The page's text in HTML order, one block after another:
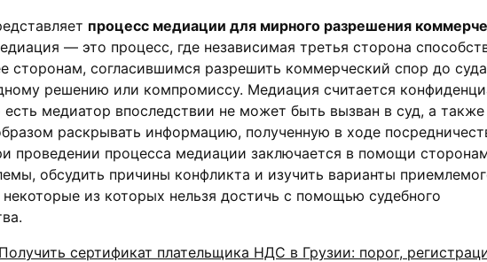
процесс медиации для мирного разрешения
— это процесс, где независимая третья сторона
сторонам, согласившимся разрешить коммерческий спор до
решению или компромиссу. Медиация считается
медиатор впоследствии не может быть вызван в суд, а
раскрывать информацию, полученную в ходе
проведении процесса медиации заключается в помощи
обсудить причины конфликта и изучить варианты
из которых нельзя достичь с помощью судебного
Получить сертификат плательщика НДС в Грузии: порог,